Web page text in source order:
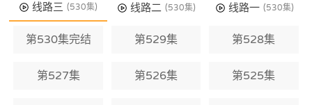
线路三 (530集) 线路二 (530集) 线路一 (530集)
第530集完结 第529集 第528集
第527集 第526集 第525集